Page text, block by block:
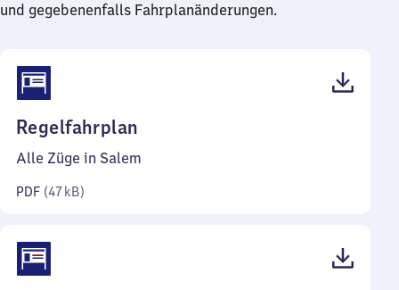
und gegebenenfalls Fahrplanänderungen.
Regelfahrplan
47
Alle Züge in Salem
PDF (47 kB)